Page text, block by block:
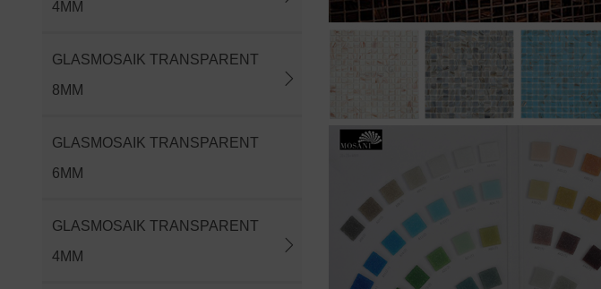
4MM
GLASMOSAIK TRANSPARENT
8MM
GLASMOSAIK TRANSPARENT
6MM
GLASMOSAIK TRANSPARENT
4MM